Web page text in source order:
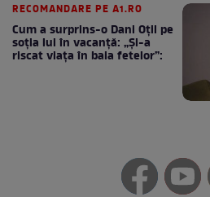
RECOMANDARE PE A1.RO
Cum a surprins-o Dani Oțil pe
soția lui în vacanță: „Și-a
riscat viața în baia fetelor”: